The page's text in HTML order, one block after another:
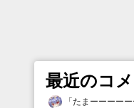
最近のコ
「たまーーーー